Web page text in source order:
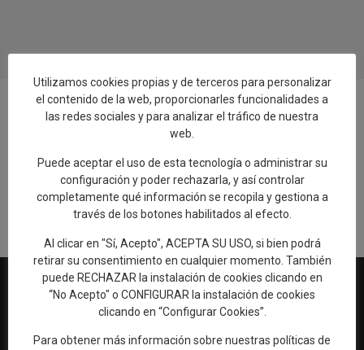
Rellenar encuesta de calidad
Utilizamos cookies propias y de terceros para personalizar
el contenido de la web, proporcionarles funcionalidades a
las redes sociales y para analizar el tráfico de nuestra
web.
Puede aceptar el uso de esta tecnología o administrar su
configuración y poder rechazarla, y así controlar
completamente qué información se recopila y gestiona a
través de los botones habilitados al efecto.
Al clicar en "Sí, Acepto", ACEPTA SU USO, si bien podrá
retirar su consentimiento en cualquier momento. También
puede RECHAZAR la instalación de cookies clicando en
“No Acepto" o CONFIGURAR la instalación de cookies
clicando en “Configurar Cookies”.
Para obtener más información sobre nuestras políticas de